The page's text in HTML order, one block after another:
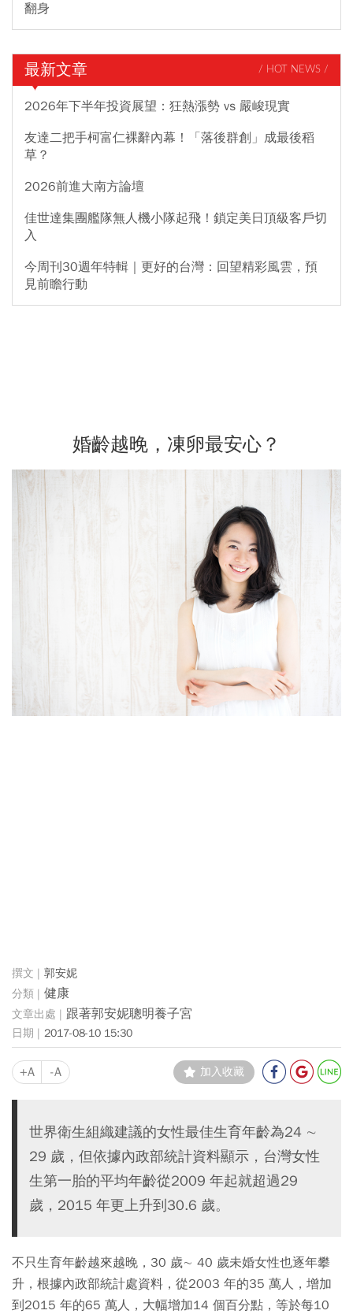
翻身
最新文章 / HOT NEWS /
2026年下半年投資展望：狂熱漲勢 vs 嚴峻現實
友達二把手柯富仁裸辭內幕！「落後群創」成最後稻
草？
2026前進大南方論壇
佳世達集團艦隊無人機小隊起飛！鎖定美日頂級客戶切
入
今周刊30週年特輯｜更好的台灣：回望精彩風雲，預
見前瞻行動
婚齡越晚，凍卵最安心？
郭安妮
健康
跟著郭安妮聰明養子宮
2017-08-10 15:30
+A -A 加入收藏
世界衛生組織建議的女性最佳生育年齡為24 ∼
29 歲，但依據內政部統計資料顯示，台灣女性
生第一胎的平均年齡從2009 年起就超過29
歲，2015 年更上升到30.6 歲。
不只生育年齡越來越晚，30 歲∼ 40 歲未婚女性也逐年攀
升，根據內政部統計處資料，從2003 年的35 萬人，增加
到2015 年的65 萬人，大幅增加14 個百分點，等於每10